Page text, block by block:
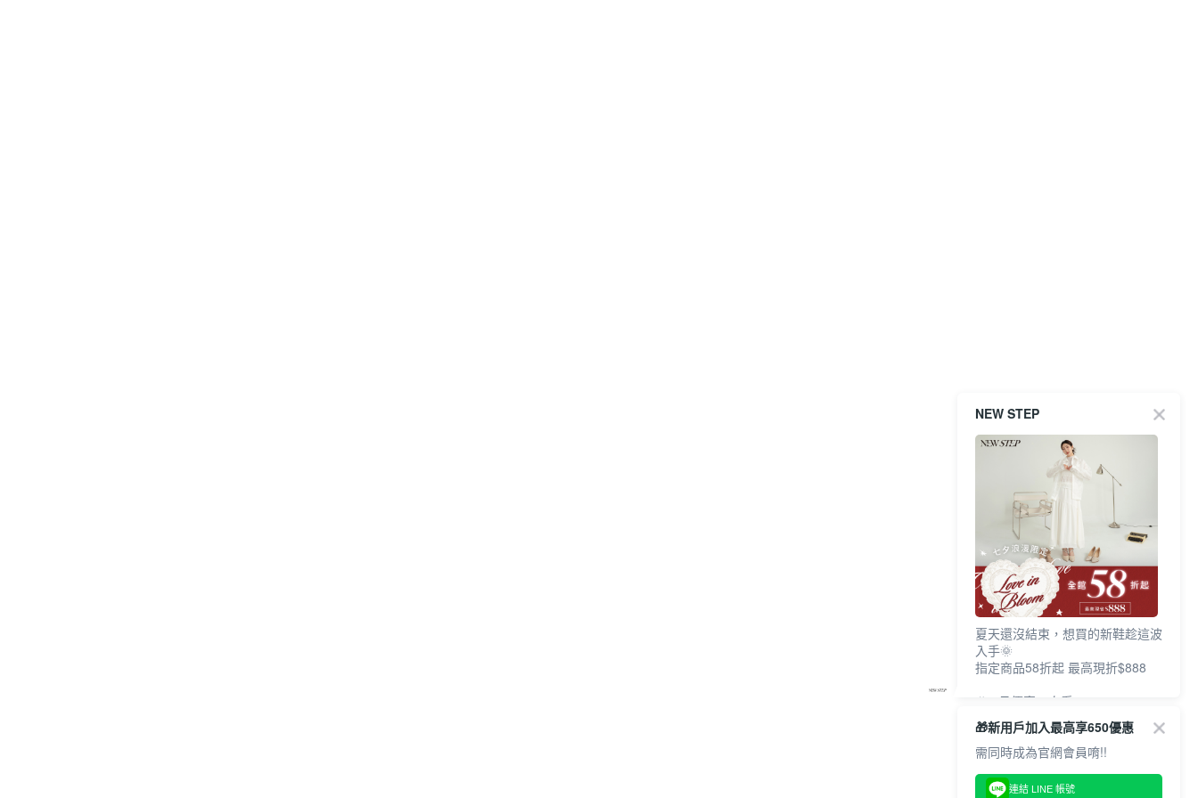
NEW STEP
夏天還沒結束，想買的新鞋趁這波
入手🌞
指定商品58折起 最高現折$888
🎉 8月優惠一次看
①LINE購物最高10%回饋
②每周限定品現折200
③指定商品58折起 最高現折$888
上班鞋、休閒鞋、涼鞋一次逛齊
🎁新用戶加入最高享650優惠
需同時成為官網會員唷!!
連結 LINE 帳號